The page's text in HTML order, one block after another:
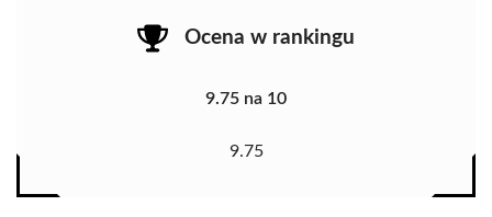
Ocena w rankingu
9.75 na 10
9.75